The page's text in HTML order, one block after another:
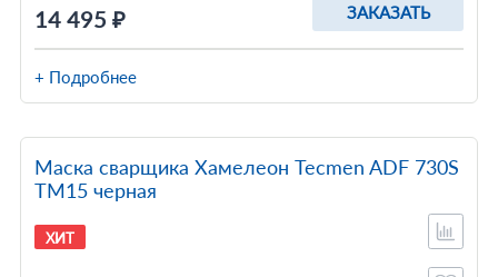
14 495 ₽ ЗАКАЗАТЬ
+ Подробнее
Маска сварщика Хамелеон Tecmen ADF 730S
TM15 черная
ХИТ